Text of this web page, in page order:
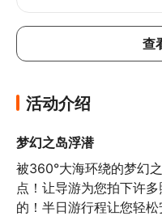
查
活动介绍
梦幻之岛浮潜
被360°大海环绕的梦幻
点！让导游为您拍下许
的！半日游行程让您轻松